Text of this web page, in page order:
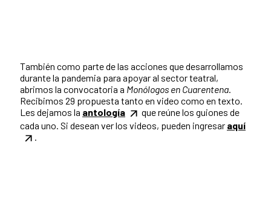
También como parte de las acciones que desarrollamos
durante la pandemia para apoyar al sector teatral,
abrimos la convocatoria a Monólogos en Cuarentena.
Recibimos 29 propuesta tanto en video como en texto.
Les dejamos la antología
que reúne los guiones de
cada uno. Si desean ver los videos, pueden ingresar aquí